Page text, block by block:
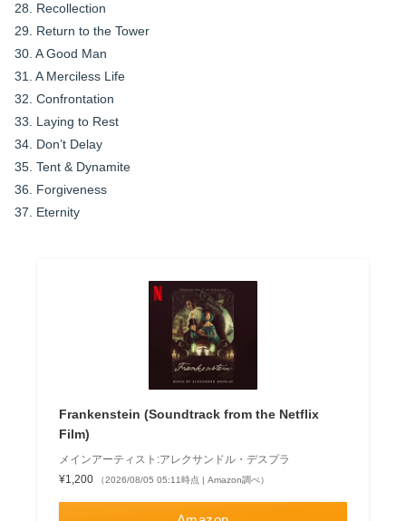
28. Recollection
29. Return to the Tower
30. A Good Man
31. A Merciless Life
32. Confrontation
33. Laying to Rest
34. Don’t Delay
35. Tent & Dynamite
36. Forgiveness
37. Eternity
Frankenstein (Soundtrack from the Netflix
Film)
メインアーティスト:アレクサンドル・デスプラ
¥1,200
（2026/08/05 05:11時点 | Amazon調べ）